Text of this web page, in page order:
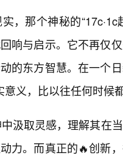
，那个神秘的“17c·1c
响与启示。它不再仅
的东方智慧。在一个
义，比以往任何时候
中汲取灵感，理解其在
力。而真正的🔥创新